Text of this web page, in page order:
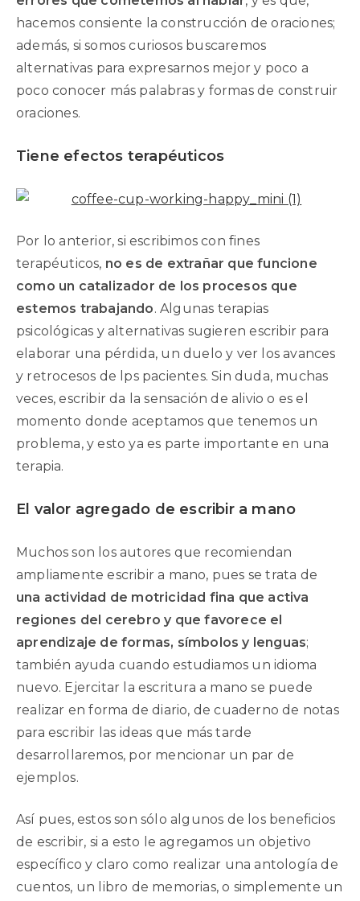
hacemos consiente la construcción de oraciones;
además, si somos curiosos buscaremos
alternativas para expresarnos mejor y poco a
poco conocer más palabras y formas de construir
oraciones.
Tiene efectos terapéuticos
Por lo anterior, si escribimos con fines
terapéuticos, no es de extrañar que funcione
como un catalizador de los procesos que
estemos trabajando. Algunas terapias
psicológicas y alternativas sugieren escribir para
elaborar una pérdida, un duelo y ver los avances
y retrocesos de lps pacientes. Sin duda, muchas
veces, escribir da la sensación de alivio o es el
momento donde aceptamos que tenemos un
problema, y esto ya es parte importante en una
terapia.
El valor agregado de escribir a mano
Muchos son los autores que recomiendan
ampliamente escribir a mano, pues se trata de
una actividad de motricidad fina que activa
regiones del cerebro y que favorece el
aprendizaje de formas, símbolos y lenguas;
también ayuda cuando estudiamos un idioma
nuevo. Ejercitar la escritura a mano se puede
realizar en forma de diario, de cuaderno de notas
para escribir las ideas que más tarde
desarrollaremos, por mencionar un par de
ejemplos.
Así pues, estos son sólo algunos de los beneficios
de escribir, si a esto le agregamos un objetivo
específico y claro como realizar una antología de
cuentos, un libro de memorias, o simplemente un